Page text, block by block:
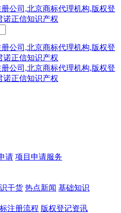
请 项目申请服务
干货 热点新闻 基础知识
注册流程 版权登记资讯